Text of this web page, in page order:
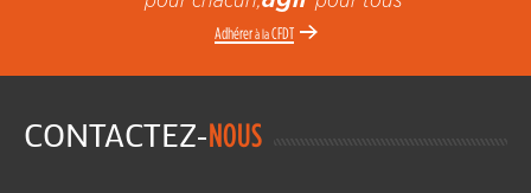
Adhérerà laCFDT
CONTACTEZ-NOUS